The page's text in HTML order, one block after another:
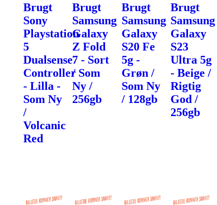
Brugt
Sony
Playstation
5
Dualsense
Controller
- Lilla -
Som Ny
/
Volcanic
Red
Brugt
Samsung
Galaxy
Z Fold
7 - Sort
/ Som
Ny /
256gb
Brugt
Samsung
Galaxy
S20 Fe
5g -
Grøn /
Som Ny
/ 128gb
Brugt
Samsung
Galaxy
S23
Ultra 5g
- Beige /
Rigtig
God /
256gb